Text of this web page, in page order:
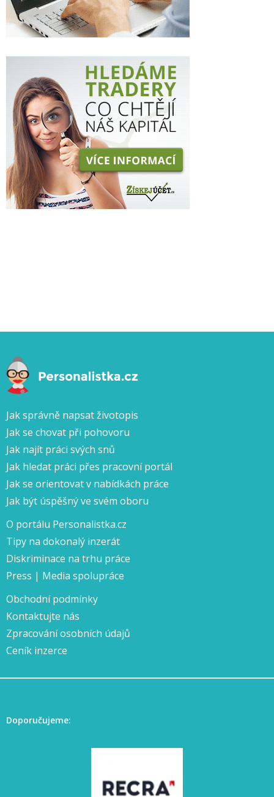
Jak správně napsat životopis
Jak se chovat při pohovoru
Jak najít práci svých snů
Jak hledat práci přes pracovní portál
Jak se orientovat v nabídkách práce
Jak být úspěšný ve svém oboru
O portálu Personalistka.cz
Tipy na dokonalý inzerát
Diskriminace na trhu práce
Press | Media spolupráce
Obchodní podmínky
Kontaktujte nás
Zpracování osobních údajů
Ceník inzerce
Doporučujeme: